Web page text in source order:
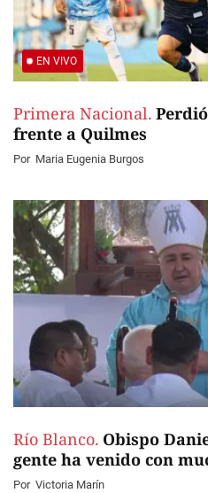
EN VIVO
Primera Nacional.
frente a Quilmes
Por Maria Eugenia Burgos
Río Blanco. Obispo
gente ha venido con
Por Victoria Marín